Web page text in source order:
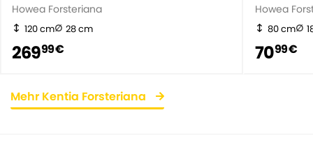
Howea Forsteriana
120 cm 28 cm
26999 €
Howea
80 cm
7099 €
Mehr Kentia Forsteriana